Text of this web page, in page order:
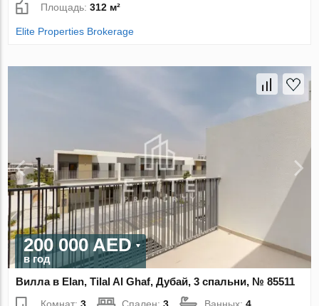
Площадь:312 м²
Elite Properties Brokerage
200 000 AED
в год
Вилла в Elan, Tilal Al Ghaf, Дубай, 3 спальни, № 85511
Комнат:3 Спален:3 Ванных:4